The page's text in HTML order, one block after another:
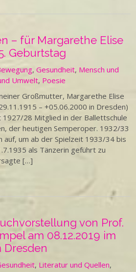
– für Margarethe Elise
Geburtstag
,Gesundheit, Mensch und
Umwelt, Poesie
Großmutter, Margarethe Elise
– +05.06.2000 in Dresden)
1927/28 Mitglied in der Ballettschule
der heutigen Semperoper. 1932/33
auf, um ab der Spielzeit 1933/34 bis
als Tänzerin geführt zu
[…]
von Prof.
am 08.12.2019 im
Dresden
, Literatur und Quellen,